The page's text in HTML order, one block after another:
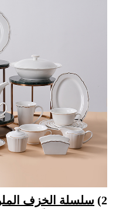
2) سلسلة الخزف